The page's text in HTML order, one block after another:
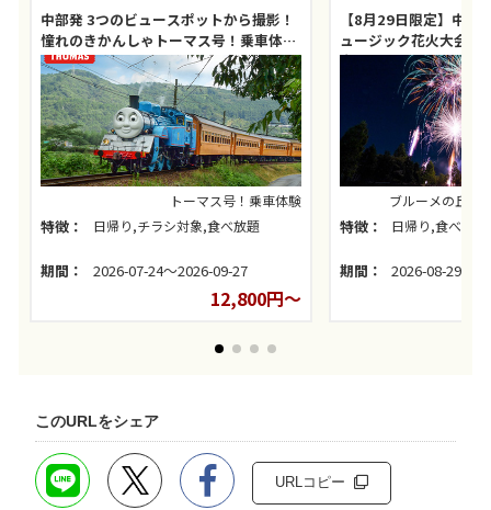
中部発 3つのビュースポットから撮影！
憧れのきかんしゃトーマス号！乗車体
験！
トーマス号！乗車体験
特徴： 日帰り,チラシ対象,食べ放題
期間： 2026-07-24～2026-09-27
12,800円～
【8月29日限定】中部
ュージック花火大会と
定！牛食べ放題！
ブルーメの丘ミ
特徴： 日帰り,食べ放
期間： 2026-08-29～
このURLをシェア
URLコピー